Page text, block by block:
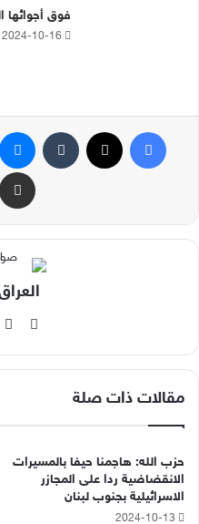
فوق أجوائها
2024-10-16
فيسبوك
مقالات ذات صلة
حزب الله: هاجمنا حيفا بالمسيرات
الانقضاضية ردا على المجازر
الاسرائيلية بجنوب لبنان
2024-10-13